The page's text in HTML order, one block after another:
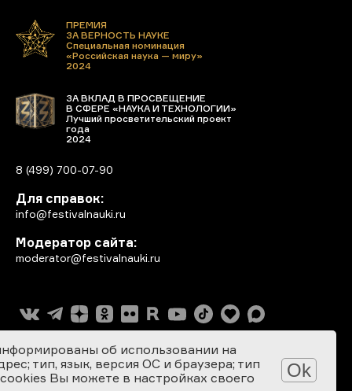
ПРЕМИЯ
ЗА ВЕРНОСТЬ НАУКЕ
Специальная номинация
«Российская наука — миру»
2024
ЗА ВКЛАД В ПРОСВЕЩЕНИЕ
В СФЕРЕ «НАУКА И ТЕХНОЛОГИИ»
Лучший просветительский проект
года
2024
8 (499) 700-07-90
Для справок:
info@festivalnauki.ru
Модератор сайта:
moderator@festivalnauki.ru
об использовании на
тип, язык, версия ОС и браузера; тип
Вы можете в настройках своего
Ok